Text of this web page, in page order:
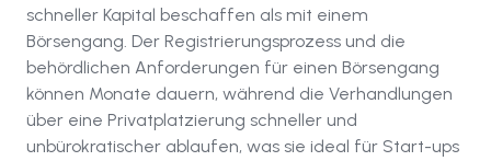
schneller Kapital beschaffen als mit einem
Börsengang. Der Registrierungsprozess und die
behördlichen Anforderungen für einen Börsengang
können Monate dauern, während die Verhandlungen
über eine Privatplatzierung schneller und
unbürokratischer ablaufen, was sie ideal für Start-ups